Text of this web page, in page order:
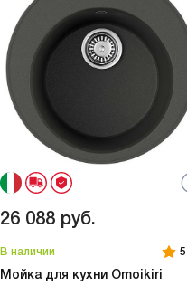
В наличии 5
Мойка для кухни Omoikiri
26 088 руб.